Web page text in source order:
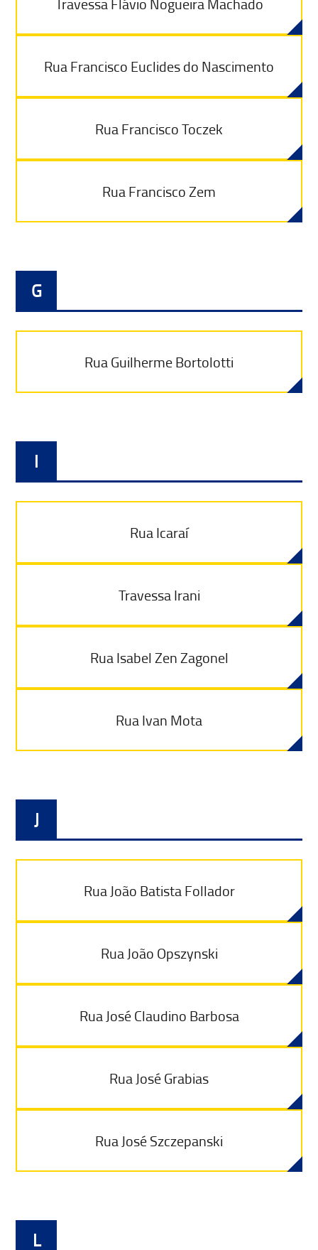
Rua Francisco Euclides do Nascimento
Rua Francisco Toczek
Rua Francisco Zem
G
Rua Guilherme Bortolotti
I
Rua Icaraí
Travessa Irani
Rua Isabel Zen Zagonel
Rua Ivan Mota
J
Rua João Batista Follador
Rua João Opszynski
Rua José Claudino Barbosa
Rua José Grabias
Rua José Szczepanski
L